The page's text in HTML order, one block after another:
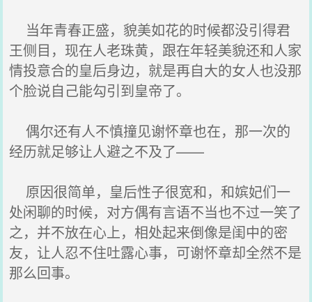
当年青春正盛，貌美如花的时候都没引得君
王侧目，现在人老珠黄，跟在年轻美貌还和人家
情投意合的皇后身边，就是再自大的女人也没那
个脸说自己能勾引到皇帝了。
偶尔还有人不慎撞见谢怀章也在，那一次的
经历就足够让人避之不及了——
原因很简单，皇后性子很宽和，和嫔妃们一
处闲聊的时候，对方偶有言语不当也不过一笑了
之，并不放在心上，相处起来倒像是闺中的密
友，让人忍不住吐露心事，可谢怀章却全然不是
那么回事。